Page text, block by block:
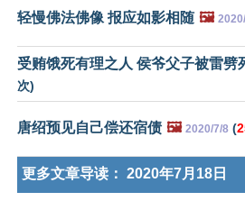
轻慢佛法佛像 报应如影相随 🖼️
受贿饿死有理之人 侯爷父子被雷劈
次)
唐绍预见自己偿还宿债 🖼️ 2020/7/8 (
更多文章导读： 2020年7月18日